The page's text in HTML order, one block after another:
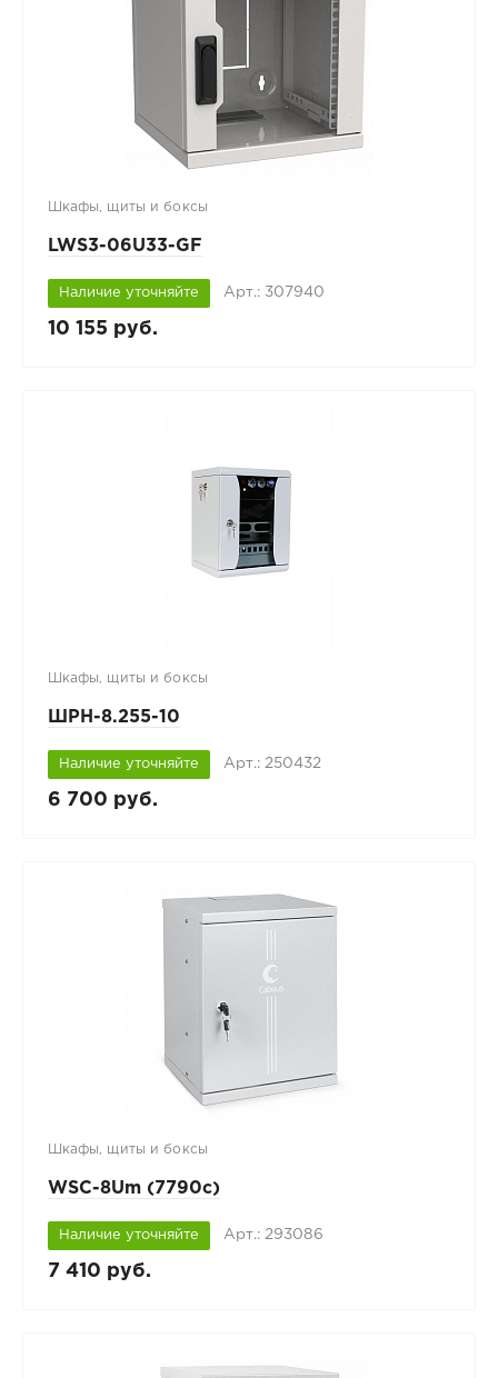
Шкафы, щиты и боксы
LWS3-06U33-GF
Наличие уточняйте Арт.: 307940
10 155 руб.
Шкафы, щиты и боксы
ШРН-8.255-10
Наличие уточняйте Арт.: 250432
6 700 руб.
Шкафы, щиты и боксы
WSC-8Um (7790c)
Наличие уточняйте Арт.: 293086
7 410 руб.